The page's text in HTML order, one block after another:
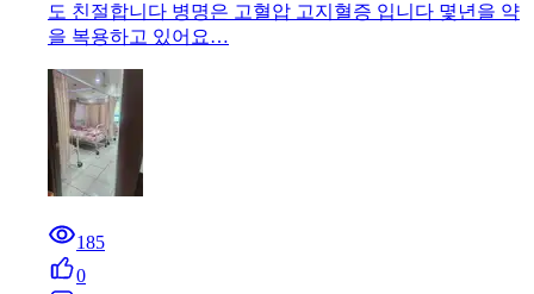
도 친절합니다 병명은 고혈압 고지혈증 입니다 몇년을 약
을 복용하고 있어요…
185
0